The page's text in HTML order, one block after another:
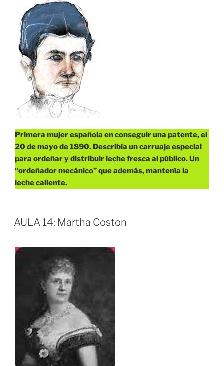
Primera mujer española en conseguir una patente, el
20 de mayo de 1890. Describía un carruaje especial
para ordeñar y distribuir leche fresca al público.Un
“ordeñador mecánico” que además, mantenía la
leche caliente.
AULA 14: Martha Coston